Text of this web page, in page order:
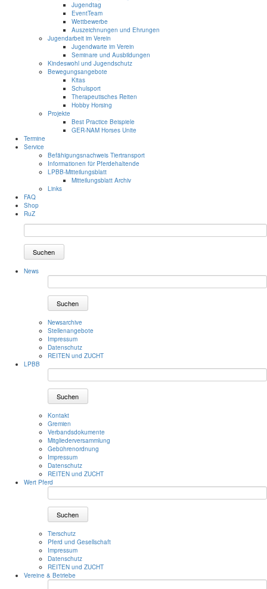
Jugendtag
EventTeam
Wettbewerbe
Auszeichnungen und Ehrungen
Jugendarbeit im Verein
Jugendwarte im Verein
Seminare und Ausbildungen
Kindeswohl und Jugendschutz
Bewegungsangebote
Kitas
Schulsport
Therapeutisches Reiten
Hobby Horsing
Projekte
Best Practice Beispiele
GER-NAM Horses Unite
Termine
Service
Befähigungsnachweis Tiertransport
Informationen für Pferdehaltende
LPBB-Mitteilungsblatt
Mitteilungsblatt Archiv
Links
FAQ
Shop
RuZ
Suchen
News
Suchen
Newsarchive
Stellenangebote
Impressum
Datenschutz
REITEN und ZUCHT
LPBB
Suchen
Kontakt
Gremien
Verbandsdokumente
Mitgliederversammlung
Gebührenordnung
Impressum
Datenschutz
REITEN und ZUCHT
Wert Pferd
Suchen
Tierschutz
Pferd und Gesellschaft
Impressum
Datenschutz
REITEN und ZUCHT
Vereine & Betriebe